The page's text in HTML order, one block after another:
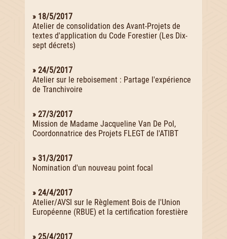
» 18/5/2017
Atelier de consolidation des Avant-Projets de
textes d'application du Code Forestier (Les Dix-
sept décrets)
» 24/5/2017
Atelier sur le reboisement : Partage l'expérience
de Tranchivoire
» 27/3/2017
Mission de Madame Jacqueline Van De Pol,
Coordonnatrice des Projets FLEGT de l'ATIBT
» 31/3/2017
Nomination d'un nouveau point focal
» 24/4/2017
Atelier/AVSI sur le Règlement Bois de l'Union
Européenne (RBUE) et la certification forestière
» 25/4/2017